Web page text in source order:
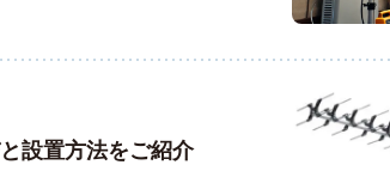
設置方法をご紹介